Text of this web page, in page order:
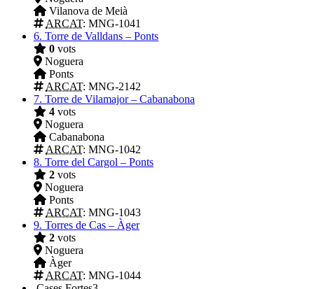
Vilanova de Meià
ARCAT: MNG-1041
6. Torre de Valldans – Ponts
0 vots
Noguera
Ponts
ARCAT: MNG-2142
7. Torre de Vilamajor – Cabanabona
4 vots
Noguera
Cabanabona
ARCAT: MNG-1042
8. Torre del Cargol – Ponts
2 vots
Noguera
Ponts
ARCAT: MNG-1043
9. Torres de Cas – Àger
2 vots
Noguera
Àger
ARCAT: MNG-1044